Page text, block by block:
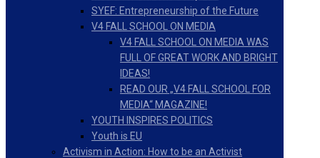
SYEF: Entrepreneurship of the Future
V4 FALL SCHOOL ON MEDIA
V4 FALL SCHOOL ON MEDIA WAS
FULL OF GREAT WORK AND BRIGHT
IDEAS!
READ OUR „V4 FALL SCHOOL FOR
MEDIA“ MAGAZINE!
YOUTH INSPIRES POLITICS
Youth is EU
Activism in Action: How to be an Activist